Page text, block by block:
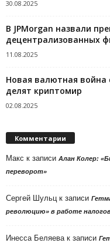
30.08.2025
В JPMorgan назвали
децентрализованных
11.08.2025
Новая валютная
делят криптомир
02.08.2025
Комментарии
Макс к записи Алан Колер:
переворот»
Сергей Шульц к записи
революцию» в работе
Инесса Беляева к записи